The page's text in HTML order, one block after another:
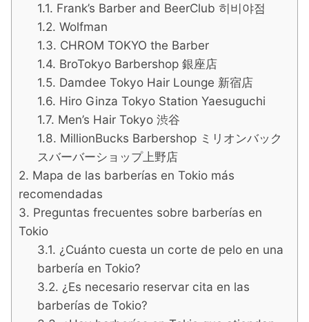
Frank’s Barber and BeerClub 히비야점
Wolfman
CHROM TOKYO the Barber
BroTokyo Barbershop 銀座店
Damdee Tokyo Hair Lounge 新宿店
Hiro Ginza Tokyo Station Yaesuguchi
Men’s Hair Tokyo 渋谷
MillionBucks Barbershop ミリオンバック
スバーバーショップ上野店
Mapa de las barberías en Tokio más
recomendadas
Preguntas frecuentes sobre barberías en
Tokio
¿Cuánto cuesta un corte de pelo en una
barbería en Tokio?
¿Es necesario reservar cita en las
barberías de Tokio?